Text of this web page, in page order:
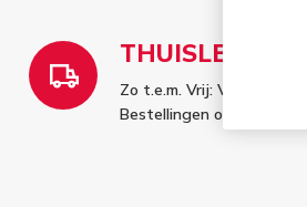
Zo t.e.m. Vrij: Vóór 12u
Bestellingen op